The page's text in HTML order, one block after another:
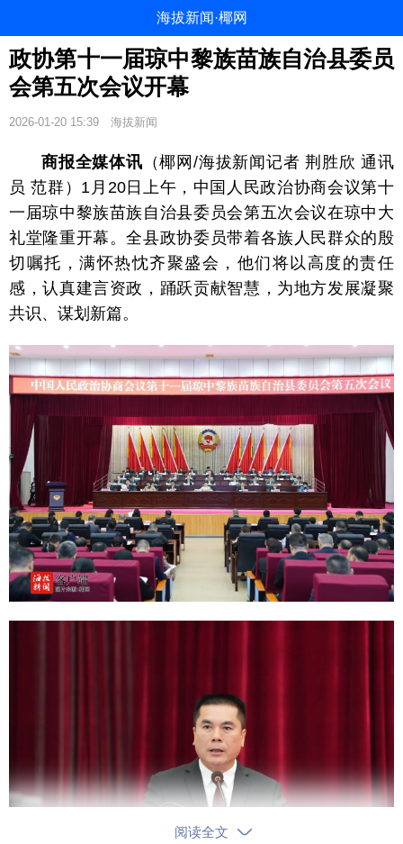
海拔新闻·椰网
政协第十一届琼中黎族苗族自治县委员
会第五次会议开幕
2026-01-20 15:39 海拔新闻
商报全媒体讯 （椰网/海拔新闻记者 荆胜欣 通讯
员 范群）1月20日上午，中国人民政治协商会议第十
一届琼中黎族苗族自治县委员会第五次会议在琼中大
礼堂隆重开幕。全县政协委员带着各族人民群众的殷
切嘱托，满怀热忱齐聚盛会，他们将以高度的责任
感，认真建言资政，踊跃贡献智慧，为地方发展凝聚
共识、谋划新篇。
阅读全文